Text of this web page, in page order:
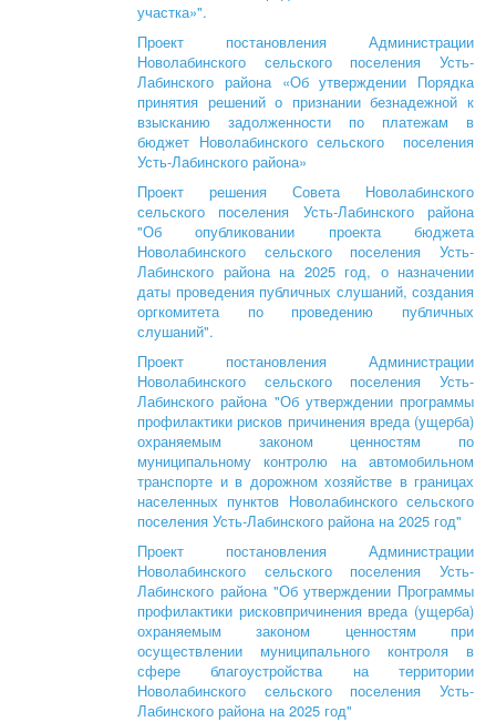
участка»".
Проект постановления Администрации
Новолабинского сельского поселения Усть-
Лабинского района «Об утверждении Порядка
принятия решений о признании безнадежной к
взысканию задолженности по платежам в
бюджет Новолабинского сельского поселения
Усть-Лабинского района»
Проект решения Совета Новолабинского
сельского поселения Усть-Лабинского района
"Об опубликовании проекта бюджета
Новолабинского сельского поселения Усть-
Лабинского района на 2025 год, о назначении
даты проведения публичных слушаний, создания
оргкомитета по проведению публичных
слушаний".
Проект постановления Администрации
Новолабинского сельского поселения Усть-
Лабинского района "Об утверждении программы
профилактики рисков причинения вреда (ущерба)
охраняемым законом ценностям по
муниципальному контролю на автомобильном
транспорте и в дорожном хозяйстве в границах
населенных пунктов Новолабинского сельского
поселения Усть-Лабинского района на 2025 год"
Проект постановления Администрации
Новолабинского сельского поселения Усть-
Лабинского района "Об утверждении Программы
профилактики рисковпричинения вреда (ущерба)
охраняемым законом ценностям при
осуществлении муниципального контроля в
сфере благоустройства на территории
Новолабинского сельского поселения Усть-
Лабинского района на 2025 год"